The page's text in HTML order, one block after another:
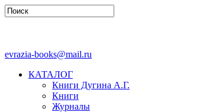
evrazia-books@mail.ru
КАТАЛОГ
Книги Дугина А.Г.
Книги
Журналы